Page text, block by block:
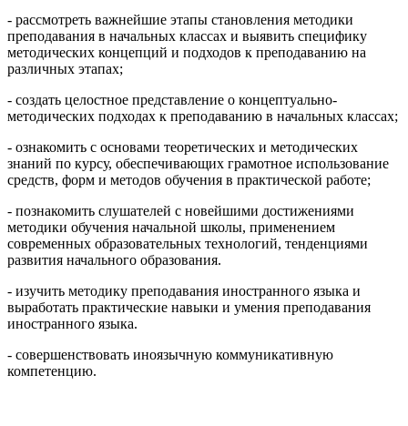
- рассмотреть важнейшие этапы становления методики
преподавания в начальных классах и выявить специфику
методических концепций и подходов к преподаванию на
различных этапах;
- создать целостное представление о концептуально-
методических подходах к преподаванию в начальных классах;
- ознакомить с основами теоретических и методических
знаний по курсу, обеспечивающих грамотное использование
средств, форм и методов обучения в практической работе;
- познакомить слушателей с новейшими достижениями
методики обучения начальной школы, применением
современных образовательных технологий, тенденциями
развития начального образования.
- изучить методику преподавания иностранного языка и
выработать практические навыки и умения преподавания
иностранного языка.
- совершенствовать иноязычную коммуникативную
компетенцию.